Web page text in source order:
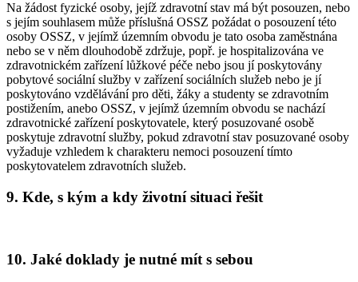
Na žádost fyzické osoby, jejíž zdravotní stav má být posouzen, nebo
s jejím souhlasem může příslušná OSSZ požádat o posouzení této
osoby OSSZ, v jejímž územním obvodu je tato osoba zaměstnána
nebo se v něm dlouhodobě zdržuje, popř. je hospitalizována ve
zdravotnickém zařízení lůžkové péče nebo jsou jí poskytovány
pobytové sociální služby v zařízení sociálních služeb nebo je jí
poskytováno vzdělávání pro děti, žáky a studenty se zdravotním
postižením, anebo OSSZ, v jejímž územním obvodu se nachází
zdravotnické zařízení poskytovatele, který posuzované osobě
poskytuje zdravotní služby, pokud zdravotní stav posuzované osoby
vyžaduje vzhledem k charakteru nemoci posouzení tímto
poskytovatelem zdravotních služeb.
9. Kde, s kým a kdy životní situaci řešit
10. Jaké doklady je nutné mít s sebou